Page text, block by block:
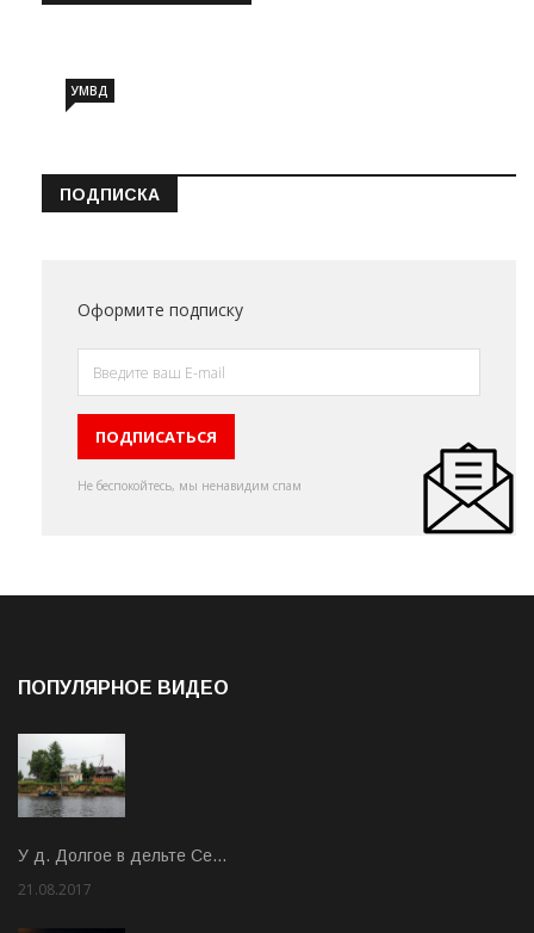
УМВД
ПОДПИСКА
Оформите подписку
Не беспокойтесь, мы ненавидим спам
ПОПУЛЯРНОЕ ВИДЕО
У д. Долгое в дельте Се…
21.08.2017